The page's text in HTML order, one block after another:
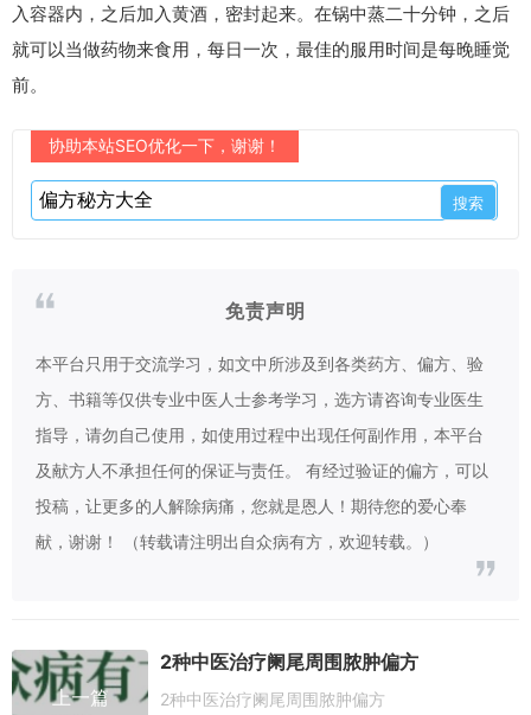
入容器内，之后加入黄酒，密封起来。在锅中蒸二十分钟，之后
就可以当做药物来食用，每日一次，最佳的服用时间是每晚睡觉
前。
协助本站SEO优化一下，谢谢！
免责声明
本平台只用于交流学习，如文中所涉及到各类药方、偏方、验
方、书籍等仅供专业中医人士参考学习，选方请咨询专业医生
指导，请勿自己使用，如使用过程中出现任何副作用，本平台
及献方人不承担任何的保证与责任。 有经过验证的偏方，可以
投稿，让更多的人解除病痛，您就是恩人！期待您的爱心奉
献，谢谢！ （转载请注明出自众病有方，欢迎转载。）
上一篇
2种中医治疗阑尾周围脓肿偏方
2种中医治疗阑尾周围脓肿偏方